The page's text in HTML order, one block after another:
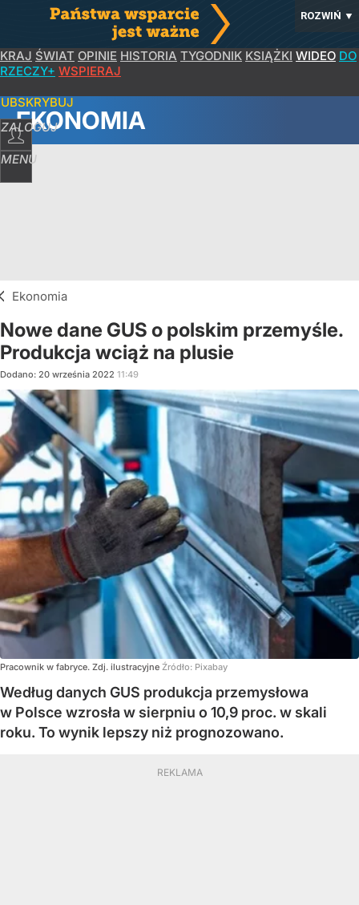
ROZWIŃ ▼
KRAJ ŚWIAT OPINIE HISTORIA TYGODNIK KSIĄŻKI WIDEO DO
RZECZY+ WSPIERAJ
ZALOGUJ
MENU
EKONOMIA
Ekonomia
Nowe dane GUS o polskim przemyśle.
Produkcja wciąż na plusie
Dodano: 20 września 2022 11:49
Pracownik w fabryce. Zdj. ilustracyjne Źródło: Pixabay
Według danych GUS produkcja przemysłowa
w Polsce wzrosła w sierpniu o 10,9 proc. w skali
roku. To wynik lepszy niż prognozowano.